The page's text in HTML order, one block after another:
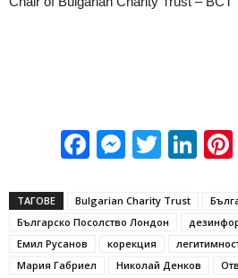
Facebook
ТАГОВЕ Bulgarian Charity Trust
Българско Посолство Лондон
Емил Русанов
корекция
Мария Габриел
Николай Денков